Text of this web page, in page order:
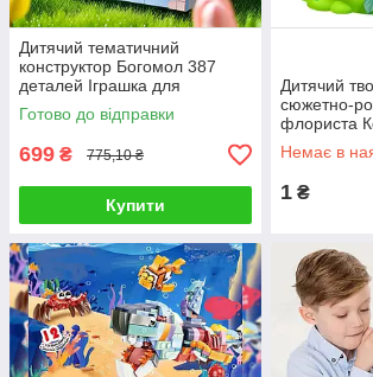
Дитячий тематичний
конструктор Богомол 387
деталей Іграшка для
складання фігур розвиває
посидючість і увагу
Готово до відправки
699 ₴ 775,10 ₴
Купити
Дитячий
сюжетно-
флориста
Квітковий
квіти і листя
Немає в
1 ₴